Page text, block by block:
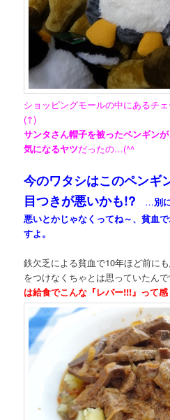
ショッピングモールの中にあるチェ
(↑)
サンタさん帽子を被ったペンギン
気になるヤツだったの…(^^ゞ
今のワタシはこのペン
目つきが悪いかも!? …別
悪いとかじゃなくってね～、貧血
すよ。
鉄欠乏による貧血で10年ほど前に
をつけなくちゃとは思っていたん
は給食でこんな『レバー!!!』って